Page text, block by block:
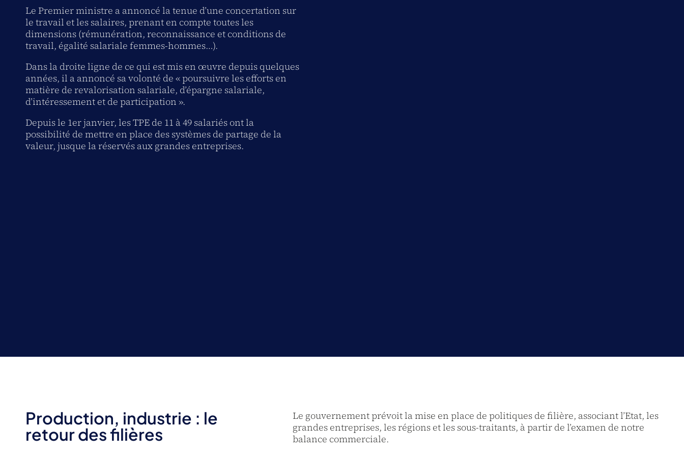
Le Premier ministre a annoncé la tenue d’une concertation sur
le travail et les salaires, prenant en compte toutes les
dimensions (rémunération, reconnaissance et conditions de
travail, égalité salariale femmes-hommes…).
Dans la droite ligne de ce qui est mis en œuvre depuis quelques
années, il a annoncé sa volonté de « poursuivre les efforts en
matière de revalorisation salariale, d’épargne salariale,
d’intéressement et de participation ».
Depuis le 1er janvier, les TPE de 11 à 49 salariés ont la
possibilité de mettre en place des systèmes de partage de la
valeur, jusque la réservés aux grandes entreprises.
Production, industrie : le
retour des filières
Le gouvernement prévoit la mise en place de politiques de filière, associant l’Etat, les
grandes entreprises, les régions et les sous-traitants, à partir de l’examen de notre
balance commerciale.